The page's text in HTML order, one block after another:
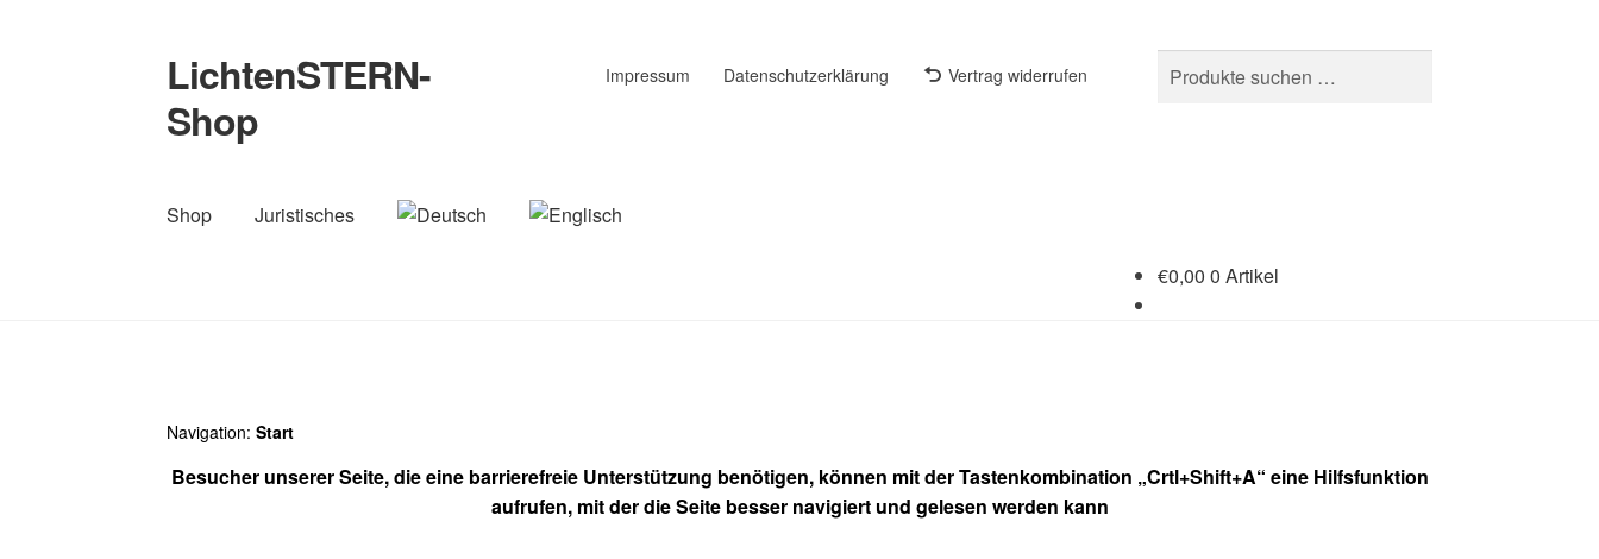
Zur
Navigation
springen
Zum
Inhalt
springen
LichtenSTERN-
Shop
Impressum Datenschutzerklärung Vertrag widerrufen
Suchen
nach:
Suchen
Shop Juristisches
€0,00 0 Artikel
Navigation:Start
Besucher unserer Seite, die eine barrierefreie Unterstützung benötigen, können mit der Tastenkombination „Crtl+Shift+A“ eine Hilfsfunktion
aufrufen, mit der die Seite besser navigiert und gelesen werden kann